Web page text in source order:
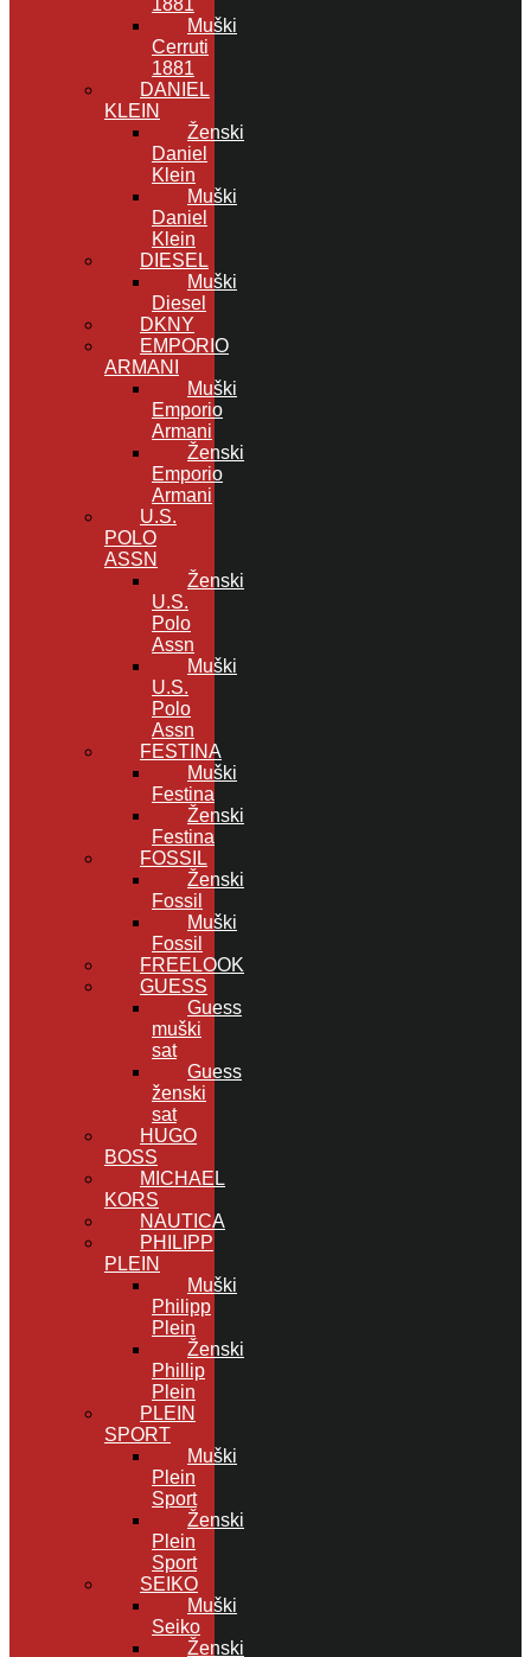
Muški
Cerruti
1881
DANIEL
KLEIN
Ženski
Daniel
Klein
Muški
Daniel
Klein
DIESEL
Muški
Diesel
DKNY
EMPORIO
ARMANI
Muški
Emporio
Armani
Ženski
Emporio
Armani
U.S.
POLO
ASSN
Ženski
U.S.
Polo
Assn
Muški
U.S.
Polo
Assn
FESTINA
Muški
Festina
Ženski
Festina
FOSSIL
Ženski
Fossil
Muški
Fossil
FREELOOK
GUESS
Guess
muški
sat
Guess
ženski
sat
HUGO
BOSS
MICHAEL
KORS
NAUTICA
PHILIPP
PLEIN
Muški
Philipp
Plein
Ženski
Phillip
Plein
PLEIN
SPORT
Muški
Plein
Sport
Ženski
Plein
Sport
SEIKO
Muški
Seiko
Ženski